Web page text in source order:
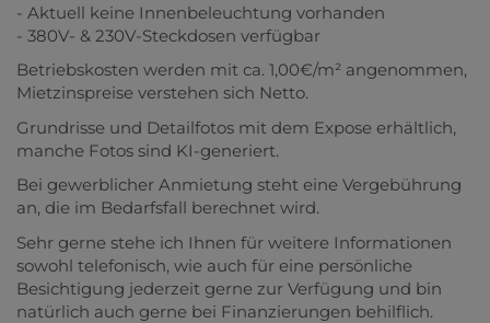
- Aktuell keine Innenbeleuchtung vorhanden
- 380V- & 230V-Steckdosen verfügbar
Betriebskosten werden mit ca. 1,00€/m² angenommen,
Mietzinspreise verstehen sich Netto.
Grundrisse und Detailfotos mit dem Expose erhältlich,
manche Fotos sind KI-generiert.
Bei gewerblicher Anmietung steht eine Vergebührung
an, die im Bedarfsfall berechnet wird.
Sehr gerne stehe ich Ihnen für weitere Informationen
sowohl telefonisch, wie auch für eine persönliche
Besichtigung jederzeit gerne zur Verfügung und bin
natürlich auch gerne bei Finanzierungen behilflich.